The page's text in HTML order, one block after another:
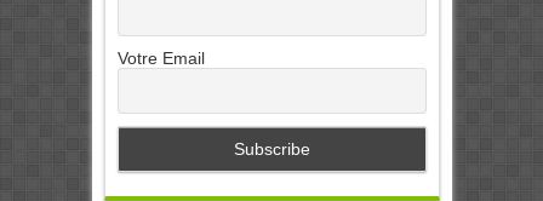
Votre Email